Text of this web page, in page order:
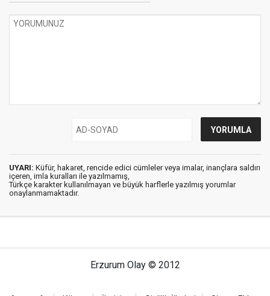
UYARI: Küfür, hakaret, rencide edici cümleler veya imalar, inançlara saldırı
içeren, imla kuralları ile yazılmamış,
Türkçe karakter kullanılmayan ve büyük harflerle yazılmış yorumlar
onaylanmamaktadır.
Erzurum Olay © 2012